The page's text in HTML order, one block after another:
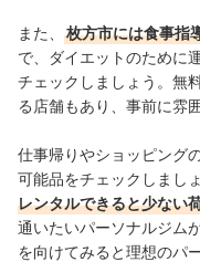
また、 枚方市には食事指
で、ダイエットのために
チェックしましょう。無
る店舗もあり、事前に雰
仕事帰りやショッピング
可能品をチェックしましょ
レンタルできると少ない
通いたいパーソナルジム
を向けてみると理想のパ